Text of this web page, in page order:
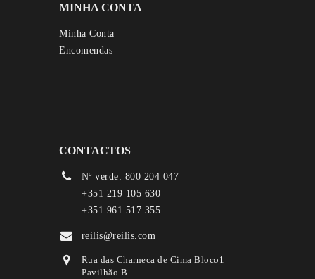
MINHA CONTA
Minha Conta
Encomendas
CONTACTOS
Nº verde: 800 204 047
+351 219 105 630
+351 961 517 355
reilis@reilis.com
Rua das Charneca de Cima Bloco1
Pavilhão B